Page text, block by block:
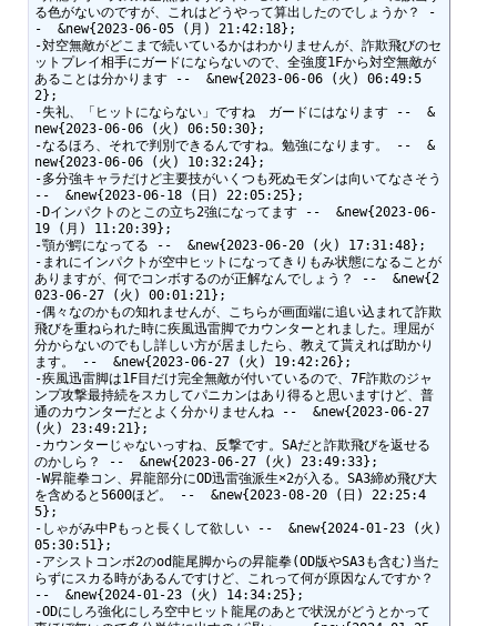
る色がないのですが、これはどうやって算出したのでしょうか？ -
-  &new{2023-06-05 (月) 21:42:18};
-対空無敵がどこまで続いているかはわかりませんが、詐欺飛びのセ
ットプレイ相手にガードにならないので、全強度1Fから対空無敵が
あることは分かります --  &new{2023-06-06 (火) 06:49:5
2};
-失礼、「ヒットにならない」ですね　ガードにはなります --  &
new{2023-06-06 (火) 06:50:30};
-なるほろ、それで判別できるんですね。勉強になります。 --  &
new{2023-06-06 (火) 10:32:24};
-多分強キャラだけど主要技がいくつも死ぬモダンは向いてなさそう
--  &new{2023-06-18 (日) 22:05:25};
-Dインパクトのとこの立ち2強になってます --  &new{2023-06-
19 (月) 11:20:39};
-顎が鰐になってる --  &new{2023-06-20 (火) 17:31:48};
-まれにインパクトが空中ヒットになってきりもみ状態になることが
ありますが、何でコンボするのが正解なんでしょう？ --  &new{2
023-06-27 (火) 00:01:21};
-偶々なのかもの知れませんが、こちらが画面端に追い込まれて詐欺
飛びを重ねられた時に疾風迅雷脚でカウンターとれました。理屈が
分からないのでもし詳しい方が居ましたら、教えて貰えれば助かり
ます。 --  &new{2023-06-27 (火) 19:42:26};
-疾風迅雷脚は1F目だけ完全無敵が付いているので、7F詐欺のジャ
ンプ攻撃最持続をスカしてパニカンはあり得ると思いますけど、普
通のカウンターだとよく分かりませんね --  &new{2023-06-27
(火) 23:49:21};
-カウンターじゃないっすね、反撃です。SAだと詐欺飛びを返せる
のかしら？ --  &new{2023-06-27 (火) 23:49:33};
-W昇龍拳コン、昇龍部分にOD迅雷強派生×2が入る。SA3締め飛び大
を含めると5600ほど。 --  &new{2023-08-20 (日) 22:25:4
5};
-しゃがみ中Pもっと長くして欲しい --  &new{2024-01-23 (火)
05:30:51};
-アシストコンボ2のod龍尾脚からの昇龍拳(OD版やSA3も含む)当た
らずにスカる時があるんですけど、これって何が原因なんですか？
--  &new{2024-01-23 (火) 14:34:25};
-ODにしろ強化にしろ空中ヒット龍尾のあとで状況がどうとかって